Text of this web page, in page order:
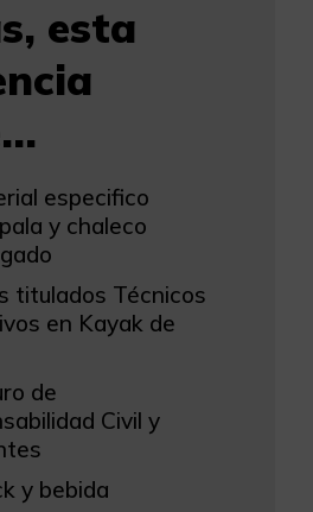
esta
especifico
y chaleco
titulados Técnicos
en Kayak de
de
Civil y
y bebida